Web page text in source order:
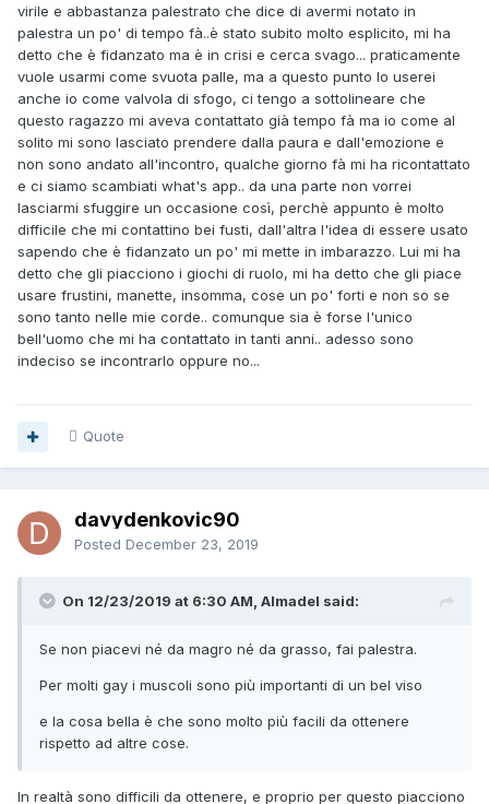
virile e abbastanza palestrato che dice di avermi notato in
palestra un po' di tempo fà..è stato subito molto esplicito, mi ha
detto che è fidanzato ma è in crisi e cerca svago... praticamente
vuole usarmi come svuota palle, ma a questo punto lo userei
anche io come valvola di sfogo, ci tengo a sottolineare che
questo ragazzo mi aveva contattato già tempo fà ma io come al
solito mi sono lasciato prendere dalla paura e dall'emozione e
non sono andato all'incontro, qualche giorno fà mi ha ricontattato
e ci siamo scambiati what's app.. da una parte non vorrei
lasciarmi sfuggire un occasione così, perchè appunto è molto
difficile che mi contattino bei fusti, dall'altra l'idea di essere usato
sapendo che è fidanzato un po' mi mette in imbarazzo. Lui mi ha
detto che gli piacciono i giochi di ruolo, mi ha detto che gli piace
usare frustini, manette, insomma, cose un po' forti e non so se
sono tanto nelle mie corde.. comunque sia è forse l'unico
bell'uomo che mi ha contattato in tanti anni.. adesso sono
indeciso se incontrarlo oppure no...
Quote
davydenkovic90
Posted December 23, 2019
On 12/23/2019 at 6:30 AM, Almadel said:
Se non piacevi né da magro né da grasso, fai palestra.
Per molti gay i muscoli sono più importanti di un bel viso
e la cosa bella è che sono molto più facili da ottenere
rispetto ad altre cose.
In realtà sono difficili da ottenere, e proprio per questo piacciono